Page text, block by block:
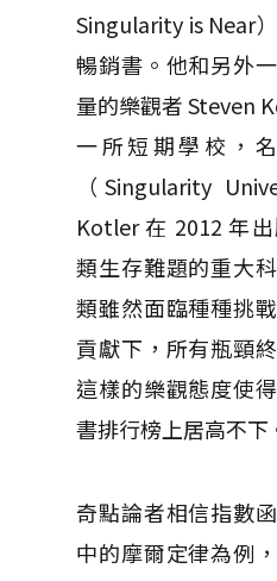
Singularity is Near
暢銷書。他和另外
量的樂觀者 Steven
一所短期學校，
（Singularity
Kotler 在 2012 年
類生存難題的重大
類雖然面臨種種挑
貢獻下，所有瓶頸
這樣的樂觀態度使
書排行榜上居高不下
奇點論者相信指數
中的摩爾定律為例